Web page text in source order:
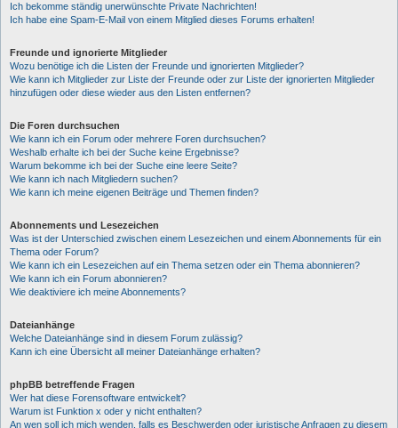
Ich bekomme ständig unerwünschte Private Nachrichten!
Ich habe eine Spam-E-Mail von einem Mitglied dieses Forums erhalten!
Freunde und ignorierte Mitglieder
Wozu benötige ich die Listen der Freunde und ignorierten Mitglieder?
Wie kann ich Mitglieder zur Liste der Freunde oder zur Liste der ignorierten Mitglieder
hinzufügen oder diese wieder aus den Listen entfernen?
Die Foren durchsuchen
Wie kann ich ein Forum oder mehrere Foren durchsuchen?
Weshalb erhalte ich bei der Suche keine Ergebnisse?
Warum bekomme ich bei der Suche eine leere Seite?
Wie kann ich nach Mitgliedern suchen?
Wie kann ich meine eigenen Beiträge und Themen finden?
Abonnements und Lesezeichen
Was ist der Unterschied zwischen einem Lesezeichen und einem Abonnements für ein
Thema oder Forum?
Wie kann ich ein Lesezeichen auf ein Thema setzen oder ein Thema abonnieren?
Wie kann ich ein Forum abonnieren?
Wie deaktiviere ich meine Abonnements?
Dateianhänge
Welche Dateianhänge sind in diesem Forum zulässig?
Kann ich eine Übersicht all meiner Dateianhänge erhalten?
phpBB betreffende Fragen
Wer hat diese Forensoftware entwickelt?
Warum ist Funktion x oder y nicht enthalten?
An wen soll ich mich wenden, falls es Beschwerden oder juristische Anfragen zu diesem